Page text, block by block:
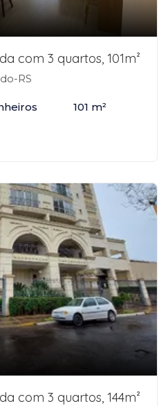
com 3 quartos, 101m²
RS
101 m²
com 3 quartos, 144m²